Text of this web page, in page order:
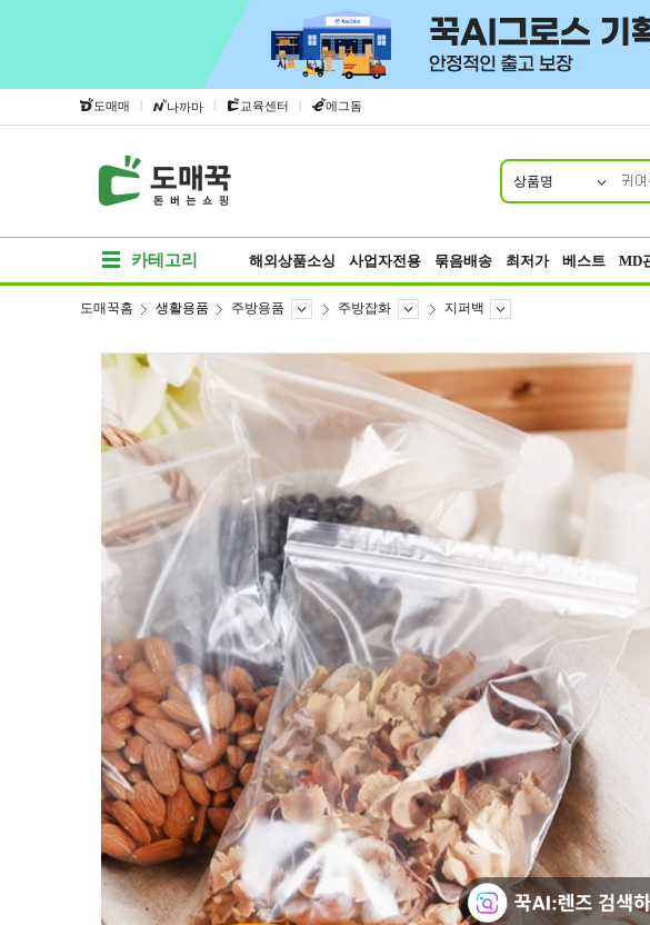
도매매 | 나까마 | 교육센터 | 에그돔
상품명
카테고리 해외상품소싱 사업자전용 묶음배송 최저가 베스트 MD
도매꾹홈 생활용품 주방용품 주방잡화 지퍼백